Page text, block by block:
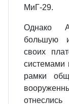
МиГ-29.
Однако
большую
своих
системами
рамки